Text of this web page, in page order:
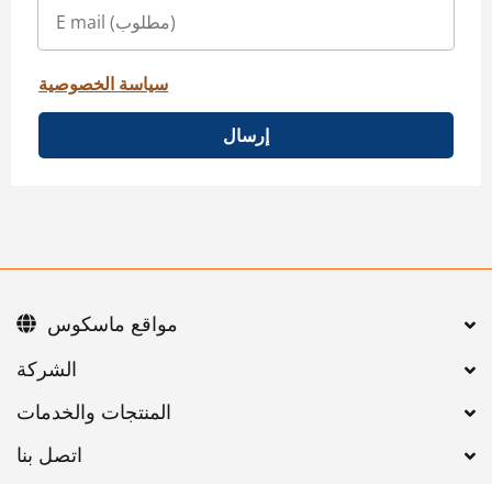
سياسة الخصوصية
إرسال
اتصل بنا
مواقع ماسكوس